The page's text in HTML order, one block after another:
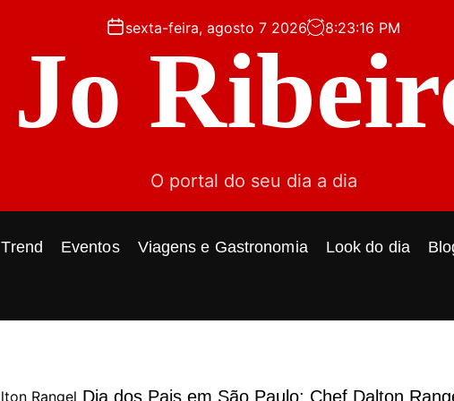
sexta-feira, agosto 7 2026 8:23:17 PM
Jo
O portal do seu dia a dia
Trend Eventos Viagens e Gastronomia Look do dia
Dia dos Pais em São Paulo: Chef Dalton